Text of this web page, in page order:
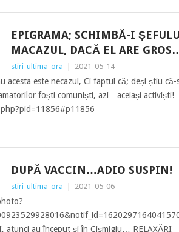
EPIGRAMA; SCHIMBĂ-I
MACAZUL, DACĂ EL ARE
stiri_ultima_ora 2021-05-14
acesta este necazul, Ci faptul că; deși știu
foști comuniști, azi…aceiași activiști!
DUPĂ VACCIN…ADIO SUSPIN!
stiri_ultima_ora 2021-05-06
atunci au început și în Cișmigiu… RELAXĂRI